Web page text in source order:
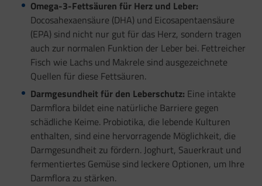
Omega-3-Fettsäuren für Herz und Leber:
Docosahexaensäure (DHA) und Eicosapentaensäure
(EPA) sind nicht nur gut für das Herz, sondern tragen
auch zur normalen Funktion der Leber bei. Fettreicher
Fisch wie Lachs und Makrele sind ausgezeichnete
Quellen für diese Fettsäuren.
Darmgesundheit für den Leberschutz: Eine intakte
Darmflora bildet eine natürliche Barriere gegen
schädliche Keime. Probiotika, die lebende Kulturen
enthalten, sind eine hervorragende Möglichkeit, die
Darmgesundheit zu fördern. Joghurt, Sauerkraut und
fermentiertes Gemüse sind leckere Optionen, um Ihre
Darmflora zu stärken.